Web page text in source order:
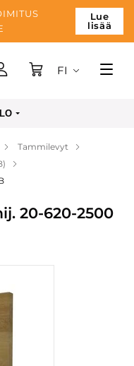
Lue
lisää
FI
Tammilevyt
20-620-2500